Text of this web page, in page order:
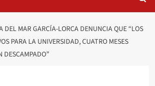
DEL MAR GARCÍA-LORCA DENUNCIA QUE “LOS
PARA LA UNIVERSIDAD, CUATRO MESES
DESCAMPADO”